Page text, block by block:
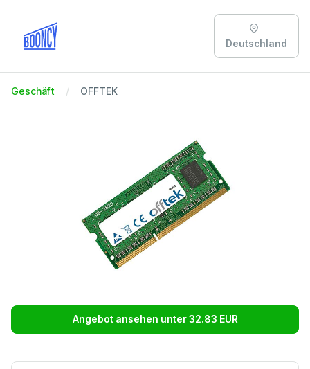
Deutschland
Geschäft OFFTEK
Angebot ansehen unter 32.83 EUR